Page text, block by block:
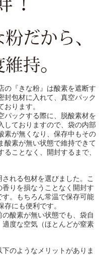
の『きな粉』は酸素を遮断す
封包材に入れて、真空パック
おります。
パックする際に、脱酸素材を
しておりますので、袋の内部
素が無くなり、保存中もその
酸素が無い状態で維持できて
ことなく、開封するまで、
れる包材を選びました。こ
りを損なうことなく開封す
。もちろん常温で保存可能
にも便利です。
酸素が無い状態でも、袋自
度な空気（ほとんどが窒素
のようなメリットがありま